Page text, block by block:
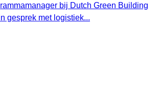
bij Dutch Green Building
gesprek met logistiek...